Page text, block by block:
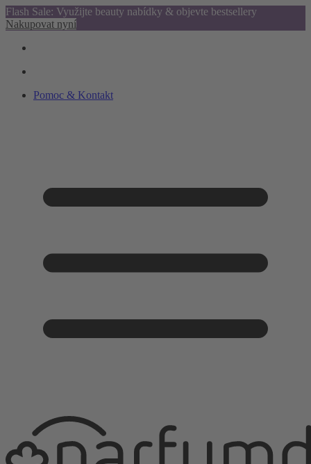
Flash Sale: Využijte beauty nabídky & objevte bestsellery
Nakupovat nyní
Pomoc & Kontakt